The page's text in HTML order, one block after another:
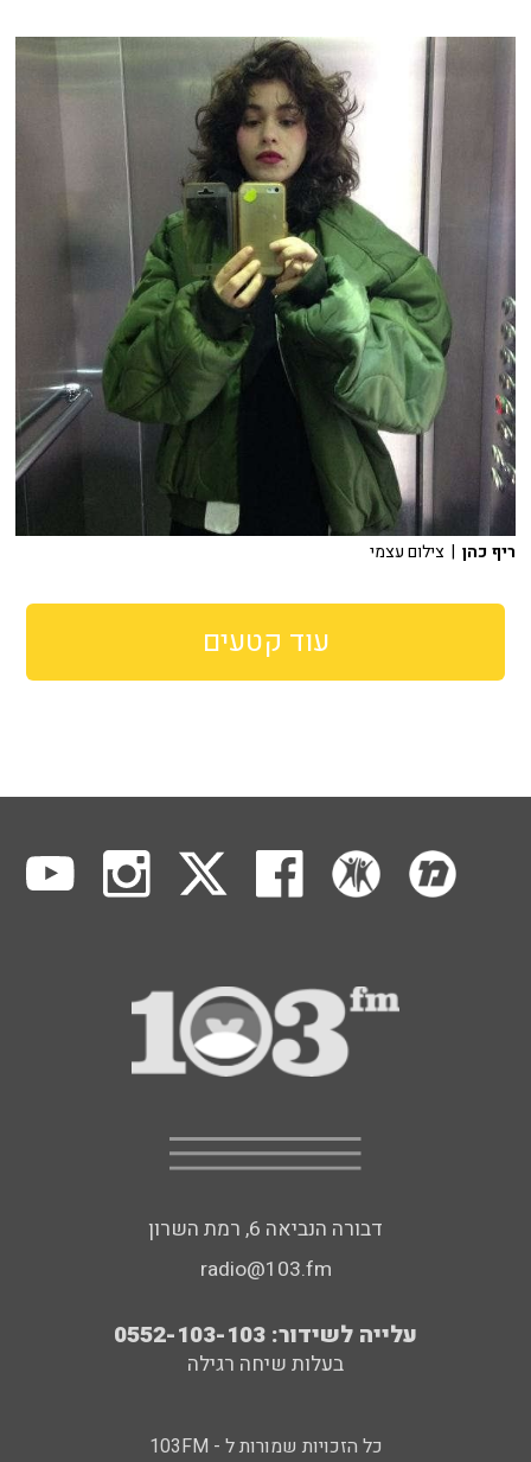
ריף כהן | צילום עצמי
עוד קטעים
דבורה הנביאה 6, רמת השרון
radio@103.fm
עלייה לשידור: 0552-103-103
בעלות שיחה רגילה
כל הזכויות שמורות ל - 103FM